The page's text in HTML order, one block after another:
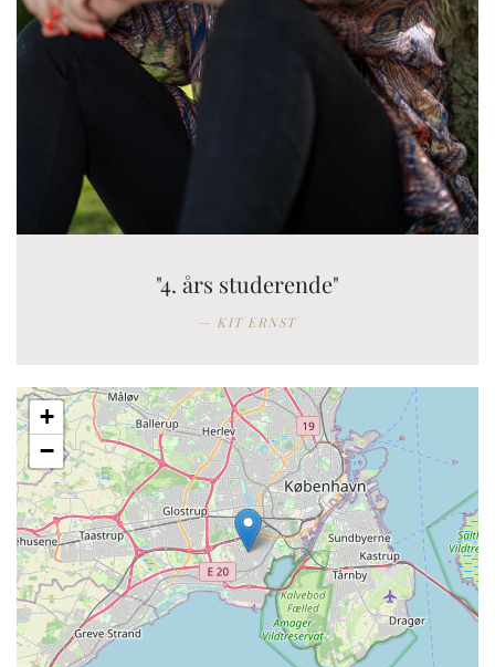
"4. års studerende"
KIT ERNST
+
−